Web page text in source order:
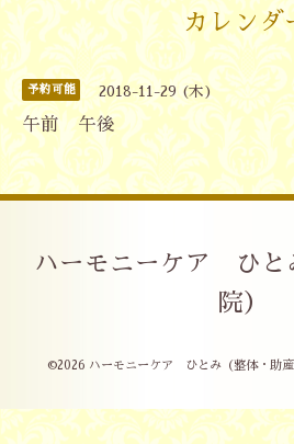
カレンダ
予約可能 2018-11-29 (木)
午前 午後
ハーモニーケア ひと
院）
©2026 ハーモニーケア ひとみ（整体・助産